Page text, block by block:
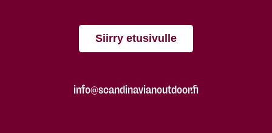
Siirry etusivulle
info@scandinavianoutdoor.fi